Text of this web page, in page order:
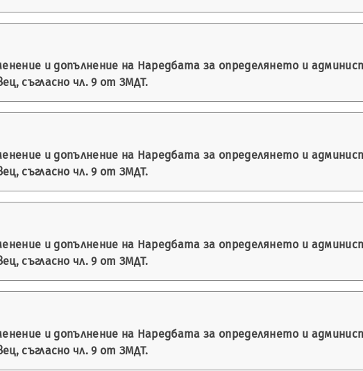
и допълнение на Наредбата за определянето и
съгласно чл. 9 от ЗМДТ.
и допълнение на Наредбата за определянето и
съгласно чл. 9 от ЗМДТ.
и допълнение на Наредбата за определянето и
съгласно чл. 9 от ЗМДТ.
и допълнение на Наредбата за определянето и
съгласно чл. 9 от ЗМДТ.